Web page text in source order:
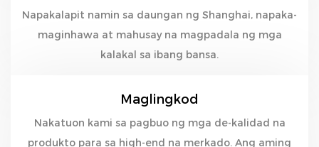
Napakalapit namin sa daungan ng Shanghai, napaka-
maginhawa at mahusay na magpadala ng mga
kalakal sa ibang bansa.
Maglingkod
Nakatuon kami sa pagbuo ng mga de-kalidad na
produkto para sa high-end na merkado. Ang aming